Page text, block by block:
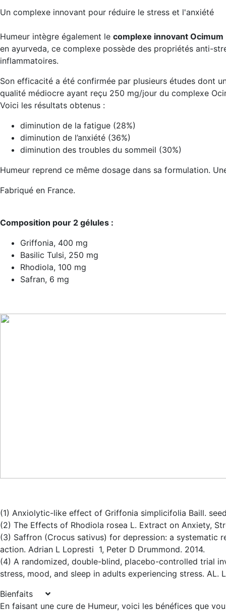
Un complexe innovant pour réduire le stress et l'anxiété
Humeur intègre également le complexe innovant
en ayurveda, ce complexe possède des propriétés anti-
inflammatoires.
Son efficacité a été confirmée par plusieurs études dont
qualité médiocre ayant reçu 250 mg/jour du complexe
Voici les résultats obtenus :
diminution de la fatigue (28%)
diminution de l’anxiété (36%)
diminution des troubles du sommeil (30%)
Humeur reprend ce même dosage dans sa formulation.
Fabriqué en France.
Composition pour 2 gélules :
Griffonia, 400 mg
Basilic Tulsi, 250 mg
Rhodiola, 100 mg
Safran, 6 mg
(1) Anxiolytic-like effect of Griffonia simplicifolia Baill.
(2) The Effects of Rhodiola rosea L. Extract on Anxiety,
(3) Saffron (Crocus sativus) for depression: a systematic
action. Adrian L Lopresti 1, Peter D Drummond. 2014.
(4) A randomized, double-blind, placebo-controlled trial
stress, mood, and sleep in adults experiencing stress. AL.
Bienfaits
En faisant une cure de Humeur, voici les bénéfices que